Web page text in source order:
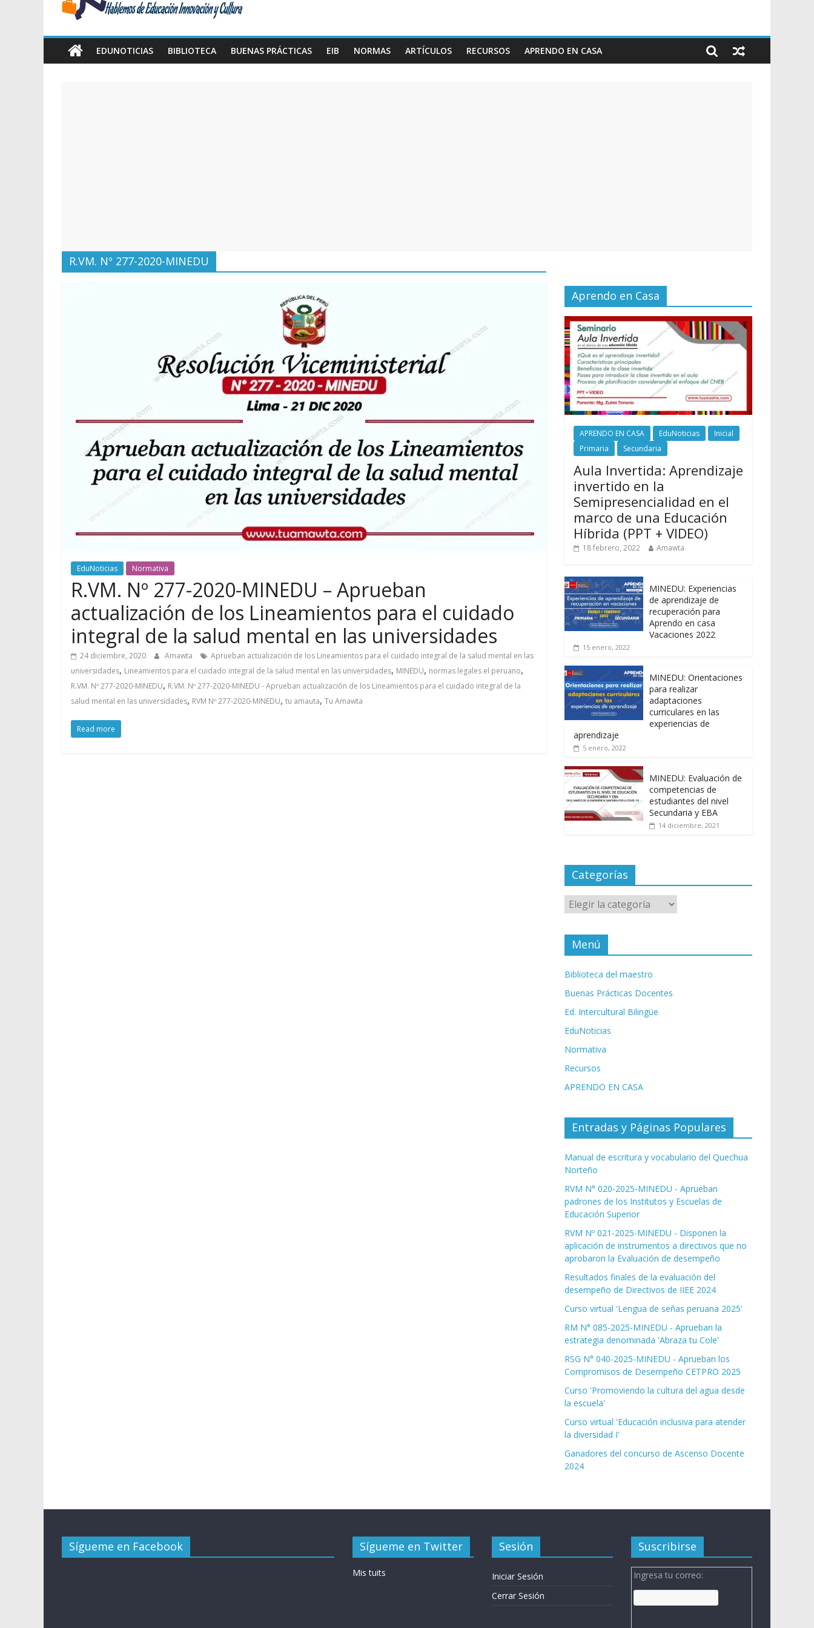
Educación,
EDUNOTICIAS BIBLIOTECA BUENAS PRÁCTICAS EIB NORMAS ARTÍCULOS RECURSOS APRENDO EN CASA
R.VM. Nº 277-2020-MINEDU
EduNoticias Normativa
R.VM. Nº 277-2020-MINEDU – Aprueban
actualización de los Lineamientos para el cuidado
integral de la salud mental en las universidades
24 diciembre, 2020 Amawta
Aprueban actualización de los Lineamientos para el cuidado integral de la salud mental en las
universidades, Lineamientos para el cuidado integral de la salud mental en las universidades, MINEDU, normas legales el peruano,
R.VM. Nº 277-2020-MINEDU, R.VM. Nº 277-2020-MINEDU - Aprueban actualización de los Lineamientos para el cuidado integral de la
salud mental en las universidades, RVM Nº 277-2020-MINEDU, tu amauta, Tu Amawta
Read more
Aprendo en Casa
APRENDO EN CASA EduNoticias
Inicial
Primaria
Secundaria
Aula Invertida: Aprendizaje
invertido en la
Semipresencialidad en el
marco de una Educación
Híbrida (PPT + VIDEO)
18 febrero, 2022 Amawta
MINEDU: Experiencias
de aprendizaje de
recuperación para
Aprendo en casa
Vacaciones 2022
15 enero, 2022
MINEDU: Orientaciones
para realizar
adaptaciones
curriculares en las
experiencias de
aprendizaje
5 enero, 2022
MINEDU: Evaluación de
competencias de
estudiantes del nivel
Secundaria y EBA
14 diciembre, 2021
Categorías
Categorías
Menú
Biblioteca del maestro
Buenas Prácticas Docentes
Ed. Intercultural Bilingüe
EduNoticias
Normativa
Recursos
APRENDO EN CASA
Entradas y Páginas Populares
Manual de escritura y vocabulario del Quechua
Norteño
RVM N° 020-2025-MINEDU - Aprueban
padrones de los Institutos y Escuelas de
Educación Superior
RVM Nº 021-2025-MINEDU - Disponen la
aplicación de instrumentos a directivos que no
aprobaron la Evaluación de desempeño
Resultados finales de la evaluación del
desempeño de Directivos de IIEE 2024
Curso virtual 'Lengua de señas peruana 2025'
RM N° 085-2025-MINEDU - Aprueban la
estrategia denominada 'Abraza tu Cole'
RSG N° 040-2025-MINEDU - Aprueban los
Compromisos de Desempeño CETPRO 2025
Curso 'Promoviendo la cultura del agua desde
la escuela'
Curso virtual 'Educación inclusiva para atender
la diversidad I'
Ganadores del concurso de Ascenso Docente
2024
Sígueme en Facebook Sígueme en Twitter
Mis tuits
Sesión
Iniciar Sesión
Cerrar Sesión
Suscribirse
Ingresa tu correo: